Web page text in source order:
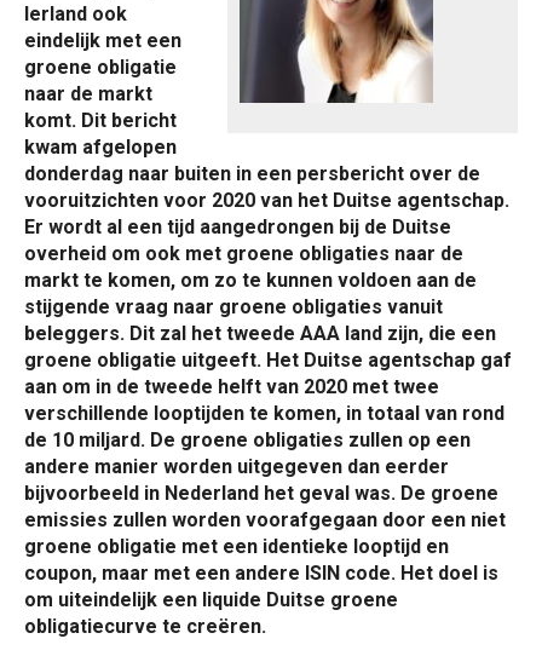
Ierland ook
eindelijk met een
groene obligatie
naar de markt
komt. Dit bericht
kwam afgelopen
donderdag naar buiten in een persbericht over de
vooruitzichten voor 2020 van het Duitse agentschap.
Er wordt al een tijd aangedrongen bij de Duitse
overheid om ook met groene obligaties naar de
markt te komen, om zo te kunnen voldoen aan de
stijgende vraag naar groene obligaties vanuit
beleggers. Dit zal het tweede AAA land zijn, die een
groene obligatie uitgeeft. Het Duitse agentschap gaf
aan om in de tweede helft van 2020 met twee
verschillende looptijden te komen, in totaal van rond
de 10 miljard. De groene obligaties zullen op een
andere manier worden uitgegeven dan eerder
bijvoorbeeld in Nederland het geval was. De groene
emissies zullen worden voorafgegaan door een niet
groene obligatie met een identieke looptijd en
coupon, maar met een andere ISIN code. Het doel is
om uiteindelijk een liquide Duitse groene
obligatiecurve te creëren.